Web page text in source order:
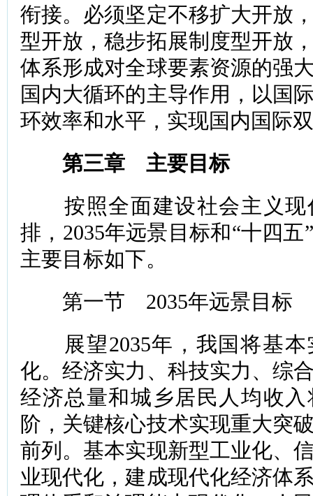
衔接。必须坚定不移扩大开放
型开放，稳步拓展制度型开放
体系形成对全球要素资源的强
国内大循环的主导作用，以国
环效率和水平，实现国内国际
第三章 主要目标
按照全面建设社会主义现
排，2035年远景目标和“十四
主要目标如下。
第一节 2035年远景目标
展望2035年，我国将基本
化。经济实力、科技实力、综
经济总量和城乡居民人均收
阶，关键核心技术实现重大突
前列。基本实现新型工业化、
业现代化，建成现代化经济体